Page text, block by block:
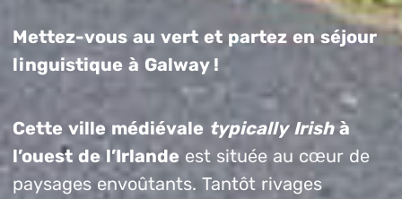
Mettez-vous au vert et partez en séjour
linguistique à Galway !
Cette ville médiévale typically Irishà
l’ouest de l’Irlande est située au cœur de
paysages envoûtants. Tantôt rivages